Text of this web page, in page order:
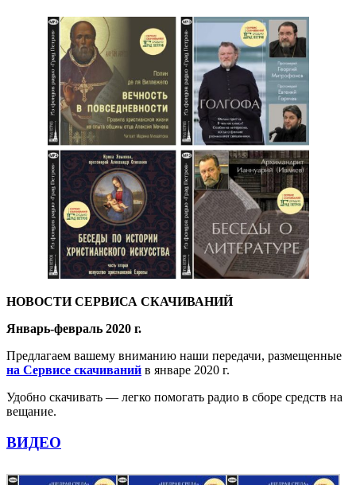
НОВОСТИ СЕРВИСА СКАЧИВАНИЙ
Январь-февраль 2020 г.
Предлагаем вашему вниманию наши передачи, размещенные
на Сервисе скачиваний в январе 2020 г.
Удобно скачивать — легко помогать радио в сборе средств на
вещание.
ВИДЕО